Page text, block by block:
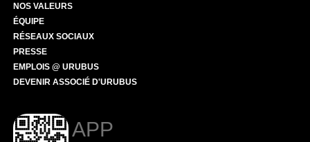
NOS VALEURS
ÉQUIPE
RÉSEAUX SOCIAUX
PRESSE
EMPLOIS @ URUBUS
DEVENIR ASSOCIÉ D'URUBUS
APP